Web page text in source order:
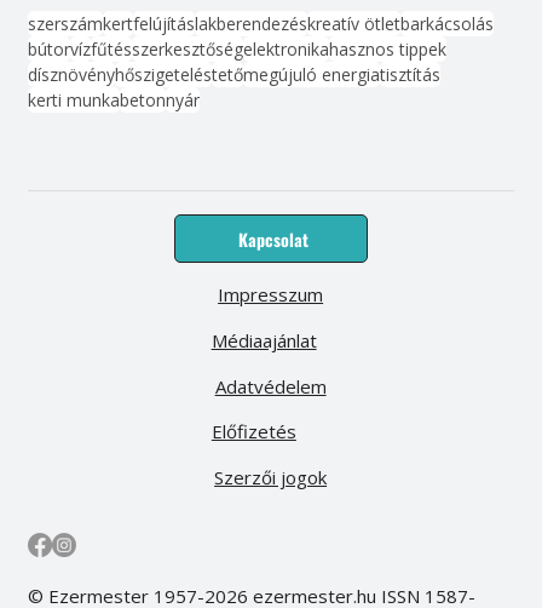
szerszámkertfelújításlakberendezéskreatív ötletbarkácsolás
bútorvízfűtésszerkesztőségelektronikahasznos tippek
dísznövényhőszigeteléstetőmegújuló energiatisztítás
kerti munkabetonnyár
Kapcsolat
Médiaajánlat
Előfizetés
Impresszum
Adatvédelem
Szerzői jogok
© Ezermester 1957-2026 ezermester.hu ISSN 1587-